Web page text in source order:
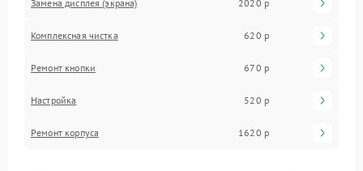
Замена дисплея (экрана) 2020 р
Комплексная чистка 620 р
Ремонт кнопки 670 р
Настройка 520 р
Ремонт корпуса 1620 р